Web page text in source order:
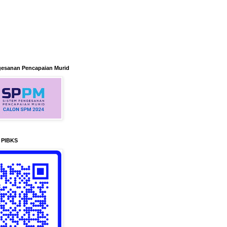
Pencapaian Murid